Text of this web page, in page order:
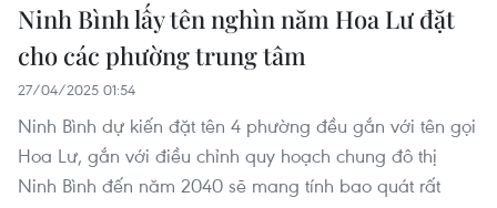
Ninh Bình lấy tên nghìn năm Hoa Lư đặt
cho các phường trung tâm
27/04/2025 01:54
Ninh Bình dự kiến đặt tên 4 phường đều gắn với tên gọi
Hoa Lư, gắn với điều chỉnh quy hoạch chung đô thị
Ninh Bình đến năm 2040 sẽ mang tính bao quát rất